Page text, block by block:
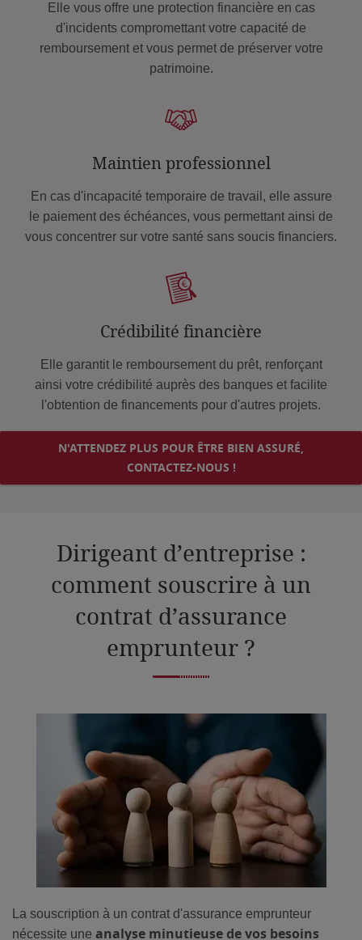
Elle vous offre une protection financière en cas
d'incidents compromettant votre capacité de
remboursement et vous permet de préserver votre
patrimoine.
Maintien professionnel
En cas d'incapacité temporaire de travail, elle assure
le paiement des échéances, vous permettant ainsi de
vous concentrer sur votre santé sans soucis financiers.
Crédibilité financière
Elle garantit le remboursement du prêt, renforçant
ainsi votre crédibilité auprès des banques et facilite
l'obtention de financements pour d'autres projets.
N'ATTENDEZ PLUS POUR ÊTRE BIEN ASSURÉ,
CONTACTEZ-NOUS !
Dirigeant d’entreprise :
comment souscrire à un
contrat d’assurance
emprunteur ?
La souscription à un contrat d'assurance emprunteur
nécessite une analyse minutieuse de vos besoins